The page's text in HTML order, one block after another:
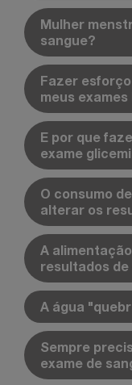
Mulher
sangue?
Fazer
meus
E por que
exame
O consumo
alterar os
A
resultados
A água
Sempre
exame de